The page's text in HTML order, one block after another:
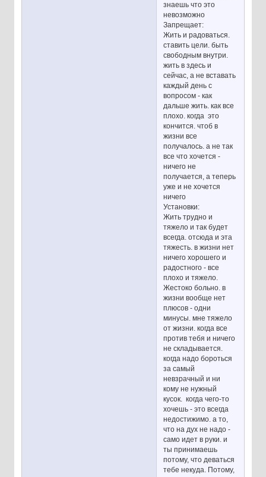
знаешь что это
невозможно
Запрещает:
Жить и радоваться.
ставить цели. быть
свободным внутри.
жить в здесь и
сейчас, а не вставать
каждый день с
вопросом - как
дальше жить. как все
плохо. когда это
кончится. чтоб в
жизни все
получалось. а не так
все что хочется -
ничего не
получается, а теперь
уже и не хочется
ничего
Установки:
Жить трудно и
тяжело и так будет
всегда. отсюда и эта
тяжесть. в жизни нет
ничего хорошего и
радостного - все
плохо и тяжело.
Жестоко больно. в
жизни вообще нет
плюсов - одни
минусы. мне тяжело
от жизни. когда все
против тебя и ничего
не складывается.
когда надо бороться
за самый
невзрачный и ни
кому не нужный
кусок. когда чего-то
хочешь - это всегда
недостижимо. а то,
что на дух не надо -
само идет в руки. и
ты принимаешь
потому, что деваться
тебе некуда. Потому,